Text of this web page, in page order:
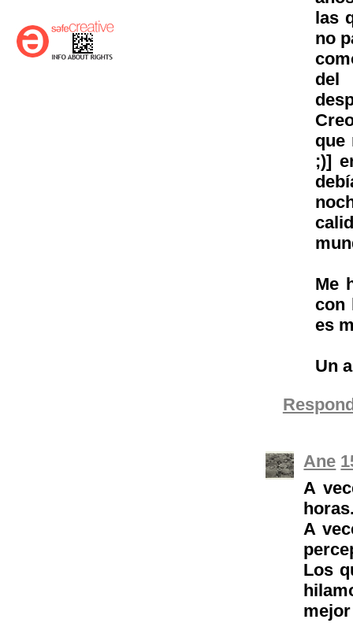
las
no
del
que
;)]
Me
con
es
Un
Ane
A
A
Los